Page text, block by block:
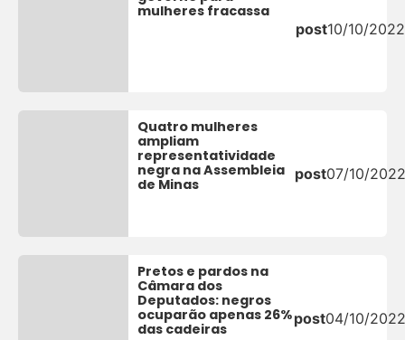
mulheres fracassa
post10/10/2022
Quatro mulheres
ampliam
representatividade
negra na Assembleia
de Minas
post07/10/2022
Pretos e pardos na
Câmara dos
Deputados: negros
ocuparão apenas 26%
das cadeiras
post04/10/